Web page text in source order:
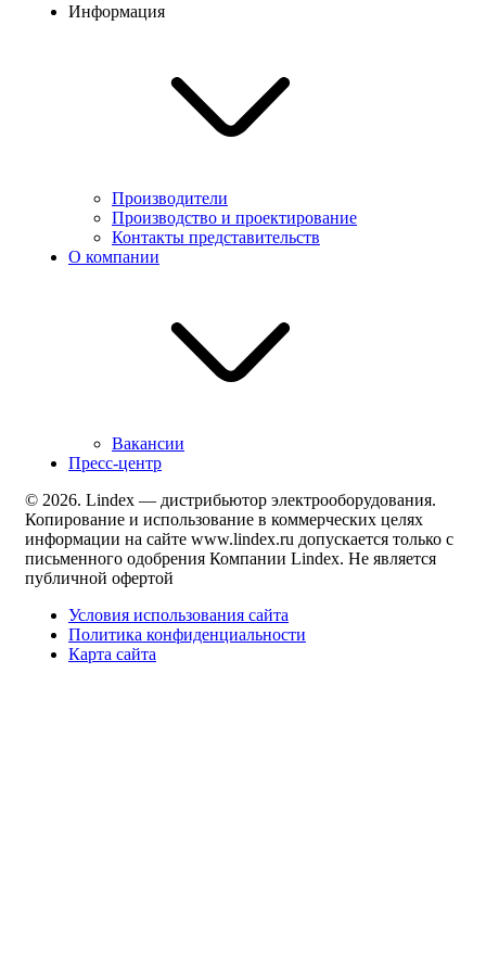
Информация
Производители
Производство и проектирование
Контакты представительств
О компании
Вакансии
Пресс-центр
© 2026. Lindex — дистрибьютор электрооборудования.
Копирование и использование в коммерческих целях
информации на сайте www.lindex.ru допускается только с
письменного одобрения Компании Lindex. Не является
публичной офертой
Условия использования сайта
Политика конфиденциальности
Карта сайта